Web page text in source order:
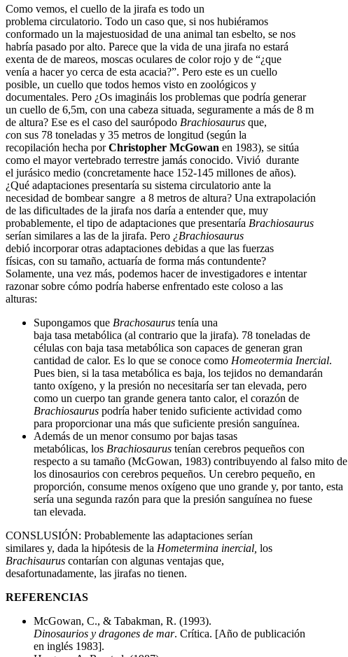
Como vemos, el cuello de la jirafa es todo un
problema circulatorio. Todo un caso que, si nos hubiéramos
conformado un la majestuosidad de una animal tan esbelto, se nos
habría pasado por alto. Parece que la vida de una jirafa no estará
exenta de de mareos, moscas oculares de color rojo y de “¿que
venía a hacer yo cerca de esta acacia?”. Pero este es un cuello
posible, un cuello que todos hemos visto en zoológicos y
documentales. Pero ¿Os imagináis los problemas que podría generar
un cuello de 6,5m, con una cabeza situada, seguramente a más de 8 m
de altura? Ese es el caso del saurópodo Brachiosaurus que,
con sus 78 toneladas y 35 metros de longitud (según la
recopilación hecha porChristopher McGowan en 1983), se sitúa
como el mayor vertebrado terrestre jamás conocido. Vivió durante
el jurásico medio (concretamente hace 152-145 millones de años).
¿Qué adaptaciones presentaría su sistema circulatorio ante la
necesidad de bombear sangre a 8 metros de altura? Una extrapolación
de las dificultades de la jirafa nos daría a entender que, muy
probablemente, el tipo de adaptaciones que presentaría Brachiosaurus
serían similares a las de la jirafa. Pero ¿Brachiosaurus
debió incorporar otras adaptaciones debidas a que las fuerzas
físicas, con su tamaño, actuaría de forma más contundente?
Solamente, una vez más, podemos hacer de investigadores e intentar
razonar sobre cómo podría haberse enfrentado este coloso a las
alturas:
Supongamos que Brachosaurus tenía una
baja tasa metabólica (al contrario que la jirafa). 78 toneladas de
células con baja tasa metabólica son capaces de generan gran
cantidad de calor. Es lo que se conoce como Homeotermia Inercial.
Pues bien, si la tasa metabólica es baja, los tejidos no demandarán
tanto oxígeno, y la presión no necesitaría ser tan elevada, pero
como un cuerpo tan grande genera tanto calor, el corazón de
Brachiosaurus podría haber tenido suficiente actividad como
para proporcionar una más que suficiente presión sanguínea.
Además de un menor consumo por bajas tasas
metabólicas, los Brachiosaurus tenían cerebros pequeños con
respecto a su tamaño (McGowan, 1983) contribuyendo al falso mito de
los dinosaurios con cerebros pequeños. Un cerebro pequeño, en
proporción, consume menos oxígeno que uno grande y, por tanto, esta
sería una segunda razón para que la presión sanguínea no fuese
tan elevada.
CONSLUSIÓN: Probablemente las adaptaciones serían
similares y, dada la hipótesis de la Hometermina inercial, los
Brachisaurus contarían con algunas ventajas que,
desafortunadamente, las jirafas no tienen.
REFERENCIAS
McGowan, C., & Tabakman, R. (1993).
Dinosaurios y dragones de mar. Crítica. [Año de publicación
en inglés 1983].